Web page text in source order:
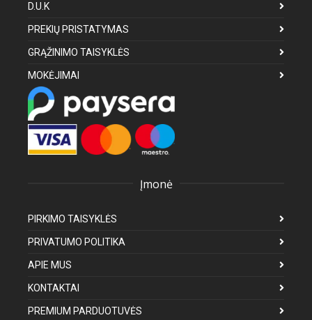
D.U.K
PREKIŲ PRISTATYMAS
GRĄŽINIMO TAISYKLĖS
MOKĖJIMAI
Įmonė
PIRKIMO TAISYKLĖS
PRIVATUMO POLITIKA
APIE MUS
KONTAKTAI
PREMIUM PARDUOTUVĖS